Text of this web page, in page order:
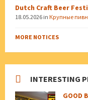
Dutch Craft Beer
18.05.2026 in Крупные
MORE NOTICES
INTERESTING
GOOD